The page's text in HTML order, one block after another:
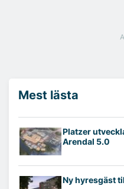
Mest lästa
Platzer
Arendal 5.0
Ny hyresgäst